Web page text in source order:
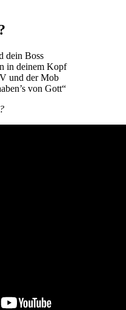
dein Boss
in dei­nem Kopf
und der Mob
von Gott“